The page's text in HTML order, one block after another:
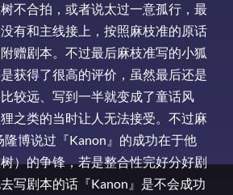
不合拍，或者说太过一意孤行，最
有和主线接上，按照麻枝准的原话
赠剧本。不过最后麻枝准写的小狐
获得了很高的评价，虽然最后还是
较远、写到一半就变成了童话风
之类的当时让人无法接受。不过麻
隆博说过『Kanon』的成功在于他
）的争锋，若是整合性完好分好剧
写剧本的话『Kanon』是不会成功